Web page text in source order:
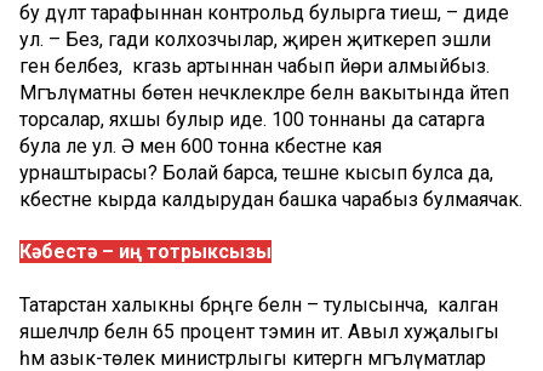
бу дәүләт тарафыннан контрольдә булырга тиеш, – диде
ул. – Без, гади колхозчылар, җиренә җиткереп эшли
генә беләбез, ә кәгазь артыннан чабып йөри алмыйбыз.
Мәгълүматны бөтен нечкәлекләре белән вакытында әйтеп
торсалар, яхшы булыр иде. 100 тоннаны да сатарга
була әле ул. Ә менә 600 тонна кәбестәне кая
урнаштырасы? Болай барса, тешне кысып булса да,
кәбестәне кырда калдырудан башка чарабыз булмаячак.
Кәбестә – иң тотрыксызы
Татарстан халыкны бәрәңге белән – тулысынча, ә калган
яшелчәләр белән 65 процент тәэмин итә. Авыл хуҗалыгы
һәм азык-төлек министрлыгы китергән мәгълүматлар